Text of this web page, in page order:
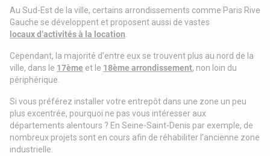
Au Sud-Est de la ville, certains arrondissements comme Paris Rive
Gauche se développent et proposent aussi de vastes
locaux d’activités à la location
Cependant, la majorité d’entre eux se trouvent plus au nord de la
ville, dans le 17ème et le 18ème arrondissement, non loin du
périphérique.
Si vous préférez installer votre entrepôt dans une zone un peu
plus excentrée, pourquoi ne pas vous intéresser aux
départements alentours ? En Seine-Saint-Denis par exemple, de
nombreux projets sont en cours afin de réhabiliter l’ancienne zone
industrielle.